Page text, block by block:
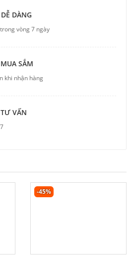
DÀNG
vòng 7 ngày
SẮM
khi nhận hàng
VẤN
-45%